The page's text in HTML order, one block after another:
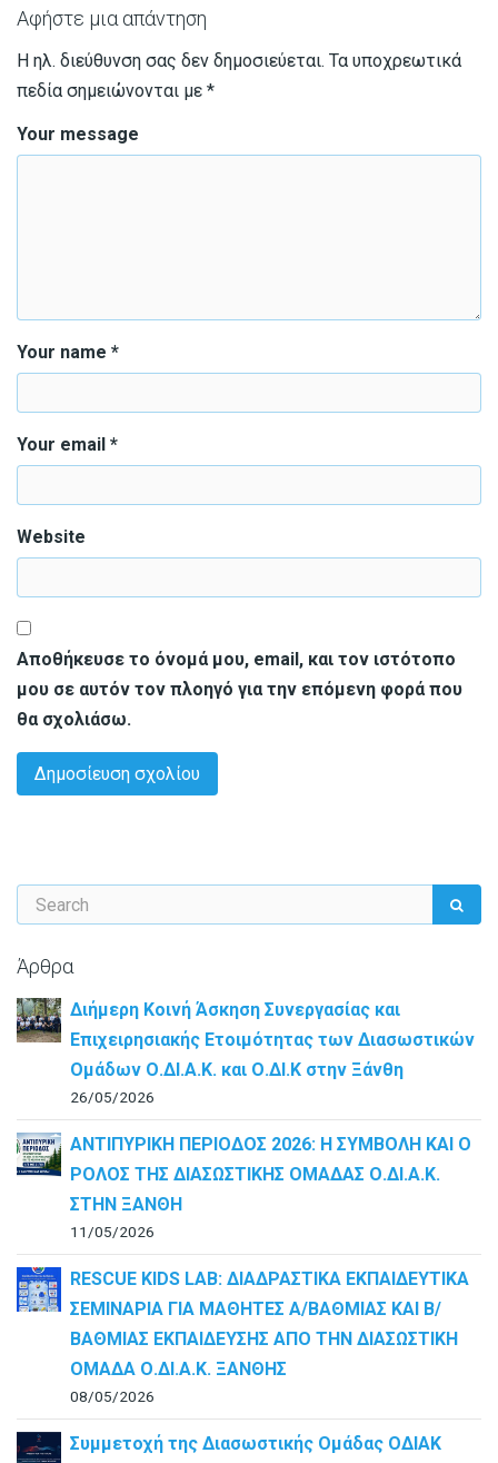
Αφήστε μια απάντηση
Η ηλ. διεύθυνση σας δεν δημοσιεύεται. Τα υποχρεωτικά
πεδία σημειώνονται με *
Your message
Your name *
Your email *
Website
Αποθήκευσε το όνομά μου, email, και τον ιστότοπο
μου σε αυτόν τον πλοηγό για την επόμενη φορά που
θα σχολιάσω.
Άρθρα
Διήμερη Κοινή Άσκηση Συνεργασίας και
Επιχειρησιακής Ετοιμότητας των Διασωστικών
Ομάδων Ο.ΔΙ.Α.Κ. και Ο.ΔΙ.Κ στην Ξάνθη
26/05/2026
ΑΝΤΙΠΥΡΙΚΗ ΠΕΡΙΟΔΟΣ 2026: Η ΣΥΜΒΟΛΗ ΚΑΙ Ο
ΡΟΛΟΣ ΤΗΣ ΔΙΑΣΩΣΤΙΚΗΣ ΟΜΑΔΑΣ Ο.ΔΙ.Α.Κ.
ΣΤΗΝ ΞΑΝΘΗ
11/05/2026
RESCUE KIDS LAB: ΔΙAΔΡΑΣΤΙΚΑ ΕΚΠΑΙΔΕΥΤΙΚΑ
ΣΕΜΙΝΑΡΙΑ ΓΙΑ ΜΑΘΗΤΕΣ Α/ΒΑΘΜΙΑΣ ΚΑΙ Β/
ΒΑΘΜΙΑΣ ΕΚΠΑΙΔΕΥΣΗΣ ΑΠΟ ΤΗΝ ΔΙΑΣΩΣΤΙΚΗ
ΟΜΑΔΑ Ο.ΔΙ.Α.Κ. ΞΑΝΘΗΣ
08/05/2026
Συμμετοχή της Διασωστικής Ομάδας ΟΔΙΑΚ